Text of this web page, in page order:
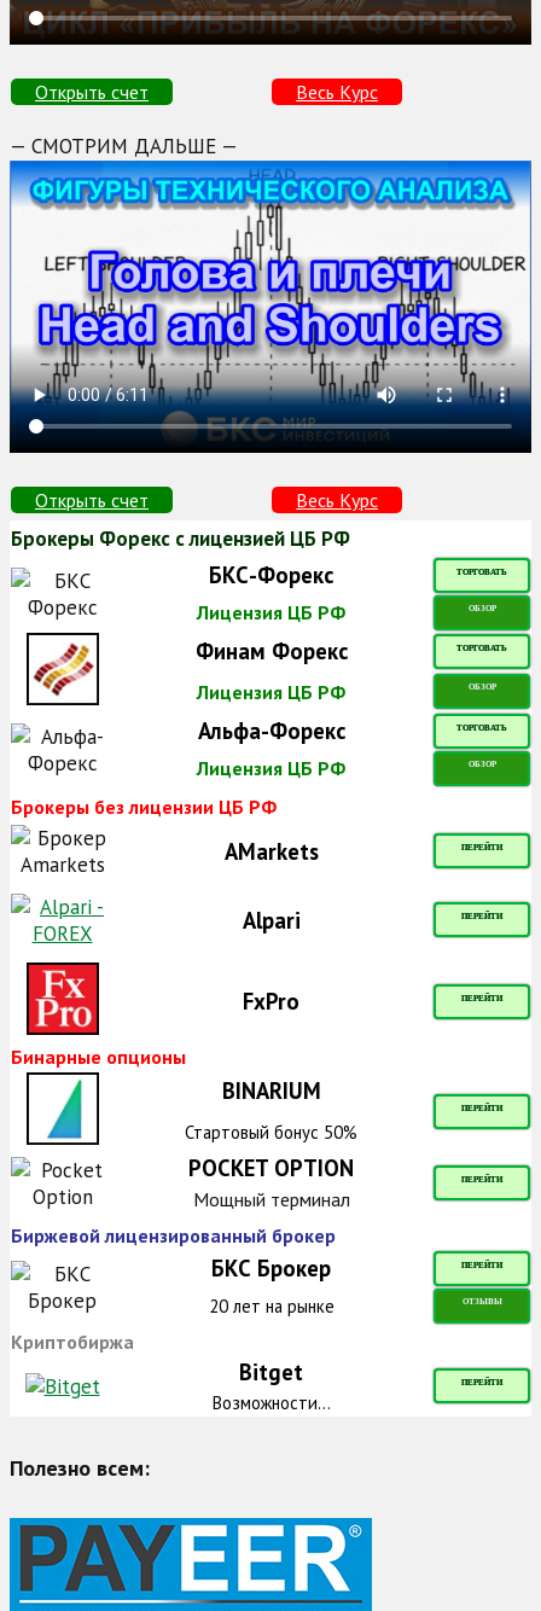
Открыть счет Весь Курс
— СМОТРИМ ДАЛЬШЕ —
Открыть счет Весь Курс
Брокеры Форекс с лицензией ЦБ РФ
БКС-Форекс ТОРГОВАТЬ
Лицензия ЦБ РФ ОБЗОР
Финам Форекс ТОРГОВАТЬ
Лицензия ЦБ РФ ОБЗОР
Альфа-Форекс ТОРГОВАТЬ
Лицензия ЦБ РФ ОБЗОР
Брокеры без лицензии ЦБ РФ
AMarkets ПЕРЕЙТИ
Alpari ПЕРЕЙТИ
FxPro ПЕРЕЙТИ
Бинарные опционы
BINARIUM
ПЕРЕЙТИ
Стартовый бонус 50%
POCKET OPTION ПЕРЕЙТИ
Мощный терминал
Биржевой лицензированный брокер
БКС Брокер ПЕРЕЙТИ
20 лет на рынке ОТЗЫВЫ
Криптобиржа
Bitget ПЕРЕЙТИ
Возможности...
Полезно всем: